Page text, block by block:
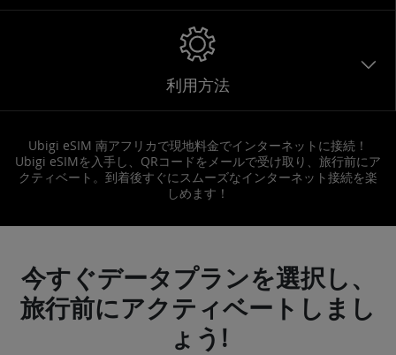
利用方法
Ubigi eSIM 南アフリカで現地料金でインターネットに接続！
Ubigi eSIMを入手し、QRコードをメールで受け取り、旅行前にア
クティベート。到着後すぐにスムーズなインターネット接続を楽
しめます！
今すぐデータプランを選択し、
旅行前にアクティベートしまし
ょう!